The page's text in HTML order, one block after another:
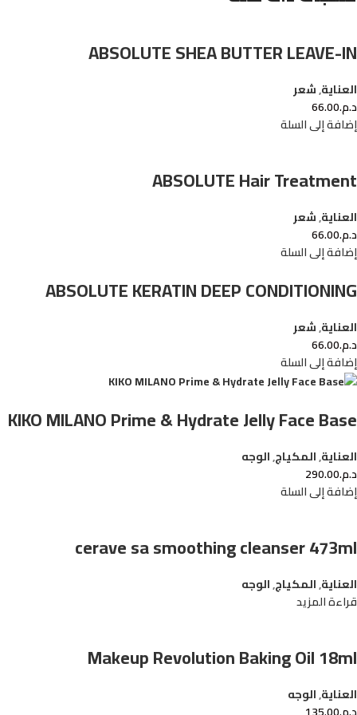
ABSOLUTE SHEA BUTTER LEAVE-IN
العناية,شعر
د.م.66.00
إضافة إلى السلة
ABSOLUTE Hair Treatment
العناية,شعر
د.م.66.00
إضافة إلى السلة
ABSOLUTE KERATIN DEEP CONDITIONING
العناية,شعر
د.م.66.00
إضافة إلى السلة
KIKO MILANO Prime & Hydrate Jelly Face Base
العناية,المكياج,الوجه
د.م.290.00
إضافة إلى السلة
cerave sa smoothing cleanser 473ml
العناية,المكياج,الوجه
قراءة المزيد
Makeup Revolution Baking Oil 18ml
العناية,الوجه